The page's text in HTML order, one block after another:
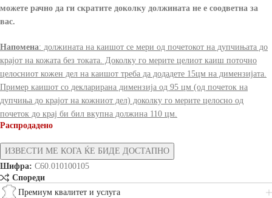
можете рачно да ги скратите доколку должината не е соодветна за
вас.
Напомена: должината на каишот се мери од почетокот на дупчињата до
крајот на кожата без токата. Доколку го мерите целиот каиш поточно
целосниот кожен дел на каишот треба да додадете 15цм на димензијата.
Пример каишот со декларирана димензија од 95 цм (од почеток на
дупчиња до крајот на кожниот дел) доколку го мерите целосно од
почеток до крај би бил вкупна должина 110 цм.
Распродадено
Шифра: C60.010100105
Спореди
Премиум квалитет и услуга